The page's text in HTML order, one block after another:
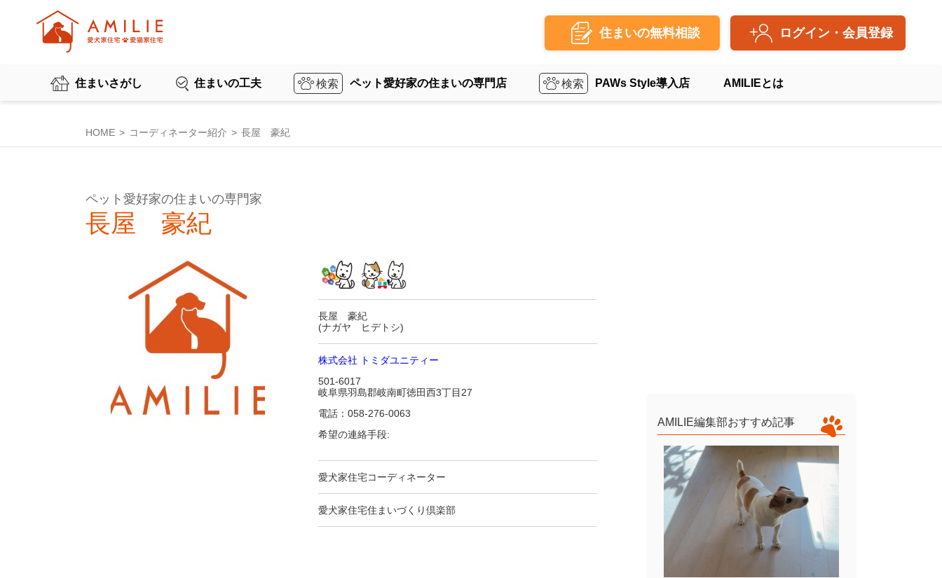
住まいの無料相談 ログイン・会員登録
住まいさがし 住まいの工夫 ペット愛好家の住まいの専門店 PAWs Style導入店 AMILIEとは
HOME コーディネーター紹介 長屋 豪紀
ペット愛好家の住まいの専門家
長屋 豪紀
長屋 豪紀
(ナガヤ ヒデトシ)
株式会社 トミダユニティー
501-6017
岐阜県羽島郡岐南町徳田西3丁目27
電話：058-276-0063
希望の連絡手段:
愛犬家住宅コーディネーター
愛犬家住宅住まいづくり倶楽部
AMILIE編集部おすすめ記事